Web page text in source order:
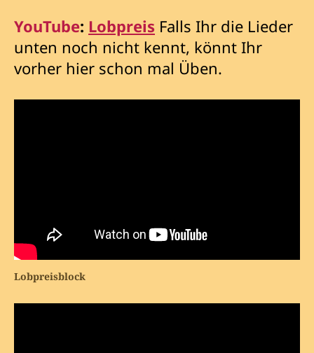
YouTube: Lobpreis Falls Ihr die Lieder
unten noch nicht kennt, könnt Ihr
vorher hier schon mal Üben.
Lobpreisblock